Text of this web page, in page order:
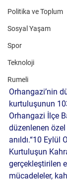
Politika ve Toplum
Sosyal Yaşam
Spor
Teknoloji
Rumeli
Orhangazi’nin
kurtuluşunun
Orhangazi İlçe
düzenlenen
anıldı.“10 Eylül
Kurtuluşun
gerçekleştirilen
mücadeleler,